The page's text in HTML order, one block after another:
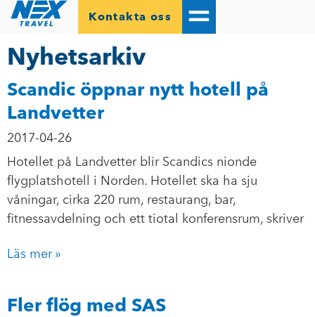
Kontakta oss
Nyhetsarkiv
Scandic öppnar nytt hotell på
Landvetter
2017-04-26
Hotellet på Landvetter blir Scandics nionde
flygplatshotell i Norden. Hotellet ska ha sju
våningar, cirka 220 rum, restaurang, bar,
fitnessavdelning och ett tiotal konferensrum, skriver
Läs mer »
Fler flög med SAS